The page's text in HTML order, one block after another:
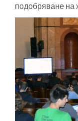
подобряване на